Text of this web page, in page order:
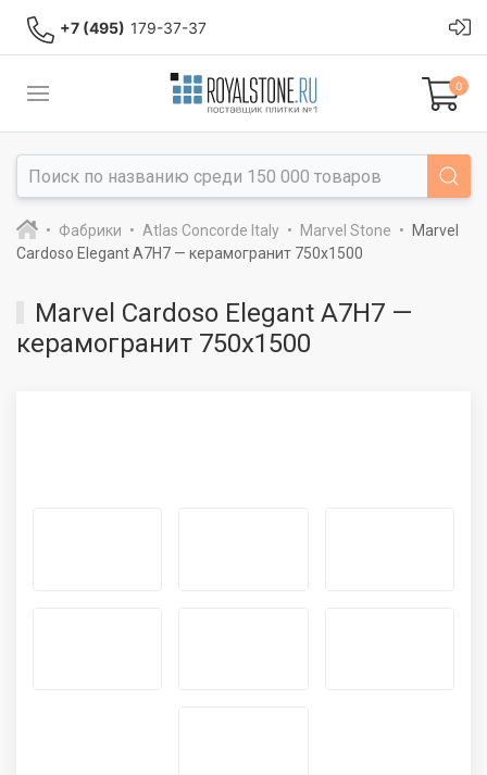
+7 (495) 179-37-37
0
Фабрики Atlas Concorde Italy Marvel Stone
Marvel
Cardoso Elegant A7H7 — керамогранит 750x1500
Marvel Cardoso Elegant A7H7 —
керамогранит 750x1500